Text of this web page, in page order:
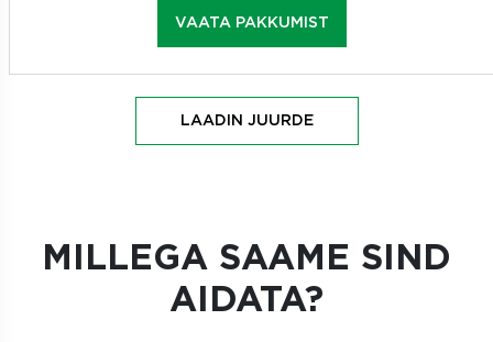
VAATA PAKKUMIST
LAADIN JUURDE
MILLEGA SAAME SIND
AIDATA?